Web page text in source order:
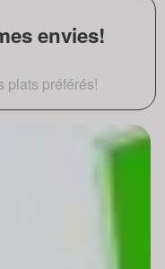
envies!
plats préférés!